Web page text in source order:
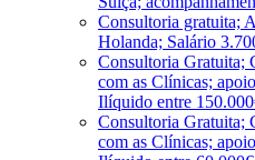
Consultoria gratuita;
Holanda; Salário
Consultoria Gratuita;
com as Clínicas;
Ilíquido entre
Consultoria Gratuita;
com as Clínicas;